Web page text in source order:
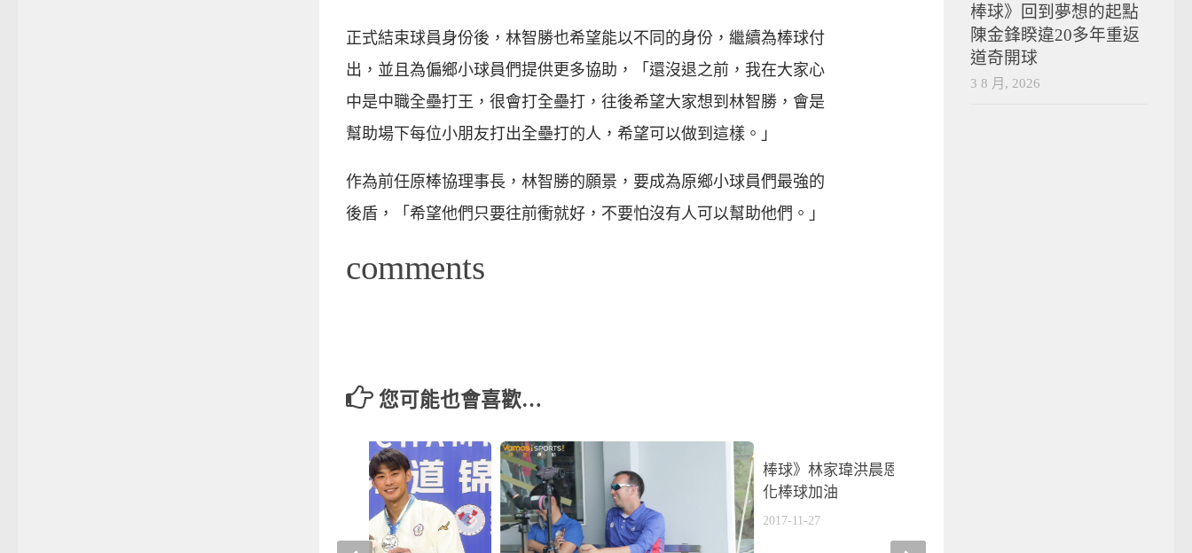
正式結束球員身份後，林智勝也希望能以不同的身份，繼續為棒球付
出，並且為偏鄉小球員們提供更多協助，「還沒退之前，我在大家心
中是中職全壘打王，很會打全壘打，往後希望大家想到林智勝，會是
幫助場下每位小朋友打出全壘打的人，希望可以做到這樣。」
作為前任原棒協理事長，林智勝的願景，要成為原鄉小球員們最強的
後盾，「希望他們只要往前衝就好，不要怕沒有人可以幫助他們。」
comments
您可能也會喜歡…
棒球》林家瑋洪晨恩助東山再起 彰
化棒球加油
2017-11-27
棒球》回到夢想的起點
陳金鋒睽違20多年重返
道奇開球
3 8 月, 2026